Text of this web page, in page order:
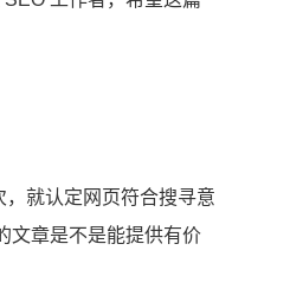
就认定网页符合搜寻意
文章是不是能提供有价